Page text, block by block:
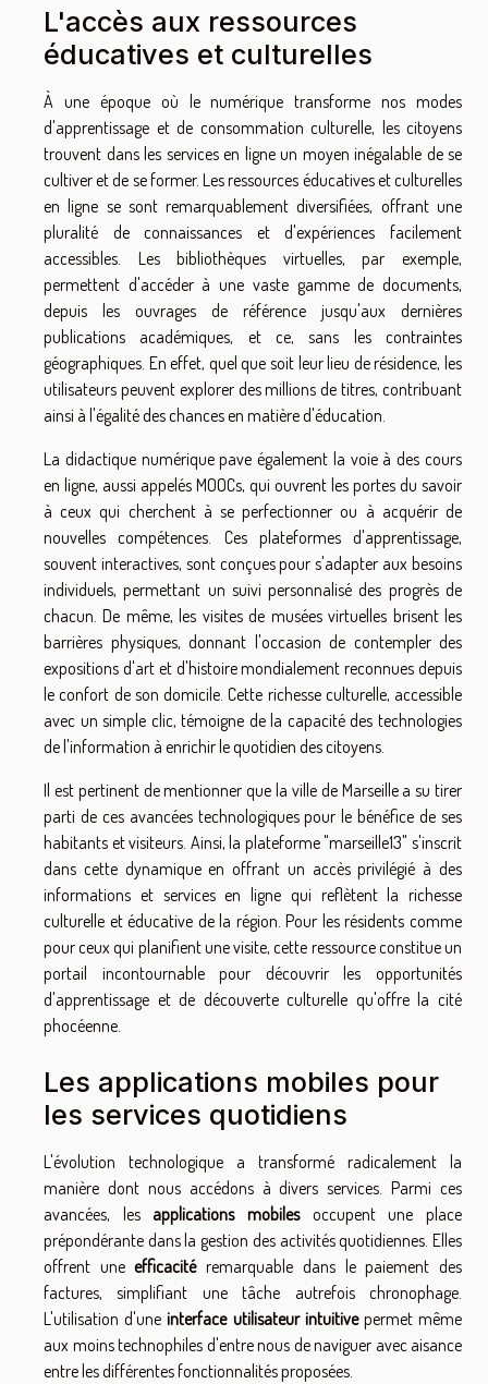
L'accès aux ressources
éducatives et culturelles
À une époque où le numérique transforme nos modes
d'apprentissage et de consommation culturelle, les citoyens
trouvent dans les services en ligne un moyen inégalable de se
cultiver et de se former. Les ressources éducatives et culturelles
en ligne se sont remarquablement diversifiées, offrant une
pluralité de connaissances et d'expériences facilement
accessibles. Les bibliothèques virtuelles, par exemple,
permettent d'accéder à une vaste gamme de documents,
depuis les ouvrages de référence jusqu'aux dernières
publications académiques, et ce, sans les contraintes
géographiques. En effet, quel que soit leur lieu de résidence, les
utilisateurs peuvent explorer des millions de titres, contribuant
ainsi à l'égalité des chances en matière d'éducation.
La didactique numérique pave également la voie à des cours
en ligne, aussi appelés MOOCs, qui ouvrent les portes du savoir
à ceux qui cherchent à se perfectionner ou à acquérir de
nouvelles compétences. Ces plateformes d'apprentissage,
souvent interactives, sont conçues pour s'adapter aux besoins
individuels, permettant un suivi personnalisé des progrès de
chacun. De même, les visites de musées virtuelles brisent les
barrières physiques, donnant l'occasion de contempler des
expositions d'art et d'histoire mondialement reconnues depuis
le confort de son domicile. Cette richesse culturelle, accessible
avec un simple clic, témoigne de la capacité des technologies
de l'information à enrichir le quotidien des citoyens.
Il est pertinent de mentionner que la ville de Marseille a su tirer
parti de ces avancées technologiques pour le bénéfice de ses
habitants et visiteurs. Ainsi, la plateforme "marseille13" s'inscrit
dans cette dynamique en offrant un accès privilégié à des
informations et services en ligne qui reflètent la richesse
culturelle et éducative de la région. Pour les résidents comme
pour ceux qui planifient une visite, cette ressource constitue un
portail incontournable pour découvrir les opportunités
d'apprentissage et de découverte culturelle qu'offre la cité
phocéenne.
Les applications mobiles pour
les services quotidiens
L'évolution technologique a transformé radicalement la
manière dont nous accédons à divers services. Parmi ces
avancées, les applications mobilesoccupent une place
prépondérante dans la gestion des activités quotidiennes. Elles
offrent uneefficacitéremarquable dans le paiement des
factures, simplifiant une tâche autrefois chronophage.
L'utilisation d'uneinterface utilisateur intuitivepermet même
aux moins technophiles d'entre nous de naviguer avec aisance
entre les différentes fonctionnalités proposées.